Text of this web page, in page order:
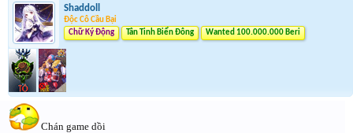
Shaddoll
Độc Cô Cầu Bại
Chữ Ký Động
Tân Tinh Biển Đông Wanted 100.000.000 Beri
Chán game dồi